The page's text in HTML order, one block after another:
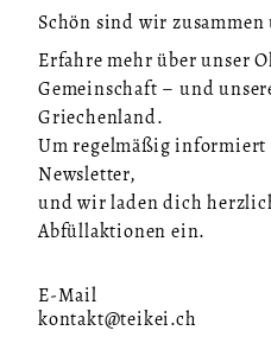
Schön sind wir zusammen
Erfahre mehr über unser
Gemeinschaft – und
Griechenland.
Um regelmäßig informiert
Newsletter,
und wir laden dich
Abfüllaktionen ein.
E-Mail
kontakt@teikei.ch